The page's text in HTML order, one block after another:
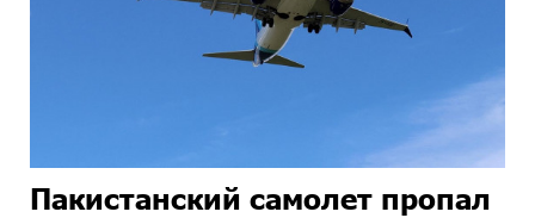
Пакистанский самолет пропал